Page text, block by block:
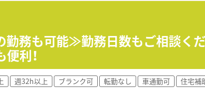
計算され、適切に支給されます。
て計算して支給されるのが特徴です。
、フリーの薬剤師がサポートに入ります。
プライベートも大切にしたい方にオススメです。
考えている方にも最適な環境です。
長く安定して勤務したい方にもオススメです。
勤務も可能≫勤務日数もご相談
利！
週32h以上 ブランク可 転勤なし 車通勤可 住宅補